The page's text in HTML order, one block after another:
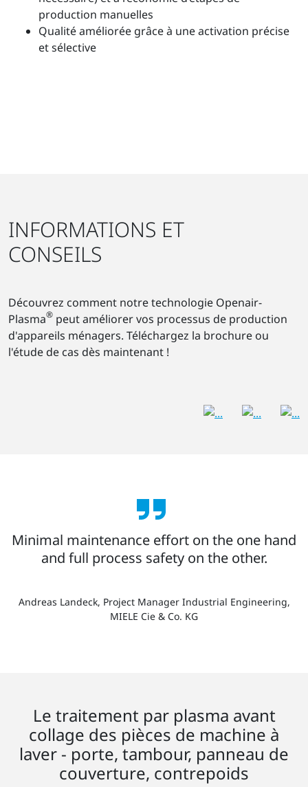
production manuelles
Qualité améliorée grâce à une activation précise
et sélective
INFORMATIONS ET
CONSEILS
Découvrez comment notre technologie Openair-
Plasma® peut améliorer vos processus de production
d'appareils ménagers. Téléchargez la brochure ou
l'étude de cas dès maintenant !
Minimal maintenance effort on the one hand
and full process safety on the other.
Andreas Landeck, Project Manager Industrial Engineering,
MIELE Cie & Co. KG
Le traitement par plasma avant
collage des pièces de machine à
laver - porte, tambour, panneau de
couverture, contrepoids